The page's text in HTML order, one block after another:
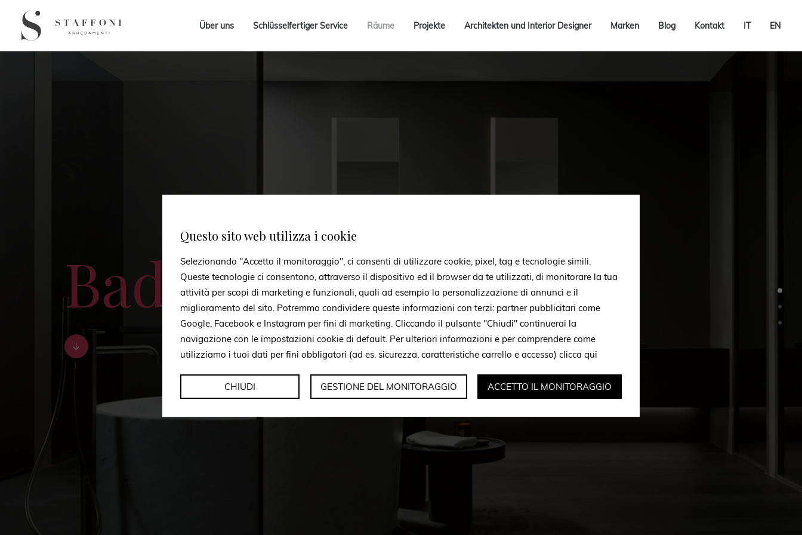
Über uns Schlüsselfertiger Service Räume Projekte Architekten und Interior Designer Marken Blog Kontakt IT EN
Bad
Questo sito web utilizza i cookie
Selezionando "Accetto il monitoraggio", ci consenti di utilizzare cookie, pixel, tag e tecnologie simili.
Queste tecnologie ci consentono, attraverso il dispositivo ed il browser da te utilizzati, di monitorare la tua
attività per scopi di marketing e funzionali, quali ad esempio la personalizzazione di annunci e il
miglioramento del sito. Potremmo condividere queste informazioni con terzi: partner pubblicitari come
Google, Facebook e Instagram per fini di marketing. Cliccando il pulsante "Chiudi" continuerai la
navigazione con le impostazioni cookie di default. Per ulteriori informazioni e per comprendere come
utilizziamo i tuoi dati per fini obbligatori (ad es. sicurezza, caratteristiche carrello e accesso) clicca qui
CHIUDI GESTIONE DEL MONITORAGGIO ACCETTO IL MONITORAGGIO